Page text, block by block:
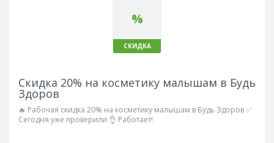
%
СКИДКА
Скидка 20% на косметику малышам в Будь
Здоров
🔥 Рабочая скидка 20% на косметику малышам в Будь Здоров ✅
Сегодня уже проверили 👌 Работает!